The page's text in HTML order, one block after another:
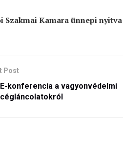
Szakmai Kamara ünnepi
Post
E-konferencia a vagyonvédelmi
cégláncolatokról